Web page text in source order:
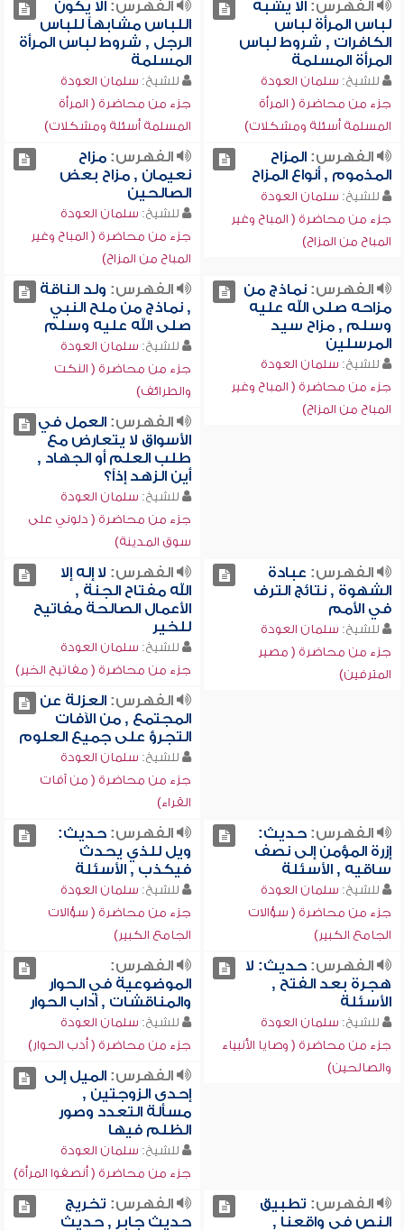
الفهرس:ألا يشبه
لباس المرأة لباس
الكافرات , شروط لباس
المرأة المسلمة
للشيخ: سلمان العودة
جزء من محاضرة ( المرأة
المسلمة أسئلة ومشكلات)
الفهرس:ألا يكون
اللباس مشابهاً للباس
الرجل , شروط لباس المرأة
المسلمة
للشيخ: سلمان العودة
جزء من محاضرة ( المرأة
المسلمة أسئلة ومشكلات)
الفهرس:المزاح
المذموم , أنواع المزاح
للشيخ: سلمان العودة
جزء من محاضرة ( المباح وغير
المباح من المزاح)
الفهرس:مزاح
نعيمان , مزاح بعض
الصالحين
للشيخ: سلمان العودة
جزء من محاضرة ( المباح وغير
المباح من المزاح)
الفهرس:نماذج من
مزاحه صلى الله عليه
وسلم , مزاح سيد
المرسلين
للشيخ: سلمان العودة
جزء من محاضرة ( المباح وغير
المباح من المزاح)
الفهرس: ولد الناقة
, نماذج من ملح النبي
صلى الله عليه وسلم
للشيخ: سلمان العودة
جزء من محاضرة ( النكت
والطرائف)
الفهرس:العمل في
الأسواق لا يتعارض مع
طلب العلم أو الجهاد ,
أين الزهد إذاً؟
للشيخ: سلمان العودة
جزء من محاضرة ( دلوني على
سوق المدينة)
الفهرس: عبادة
الشهوة , نتائج الترف
في الأمم
للشيخ: سلمان العودة
جزء من محاضرة ( مصير
المترفين)
الفهرس: لا إله إلا
الله مفتاح الجنة ,
الأعمال الصالحة مفاتيح
للخير
للشيخ: سلمان العودة
جزء من محاضرة ( مفاتيح الخير)
الفهرس:العزلة عن
المجتمع , من الآفات
التجرؤ على جميع العلوم
للشيخ: سلمان العودة
جزء من محاضرة ( من آفات
القراء)
الفهرس:حديث:
إزرة المؤمن إلى نصف
ساقيه , الأسئلة
للشيخ: سلمان العودة
جزء من محاضرة ( سؤالات
الجامع الكبير)
الفهرس:حديث:
ويل للذي يحدث
فيكذب , الأسئلة
للشيخ: سلمان العودة
جزء من محاضرة ( سؤالات
الجامع الكبير)
الفهرس:حديث: لا
هجرة بعد الفتح ,
الأسئلة
للشيخ: سلمان العودة
جزء من محاضرة ( وصايا الأنبياء
والصالحين)
الفهرس:
الموضوعية في الحوار
والمناقشات , آداب الحوار
للشيخ: سلمان العودة
جزء من محاضرة ( أدب الحوار)
الفهرس:الميل إلى
إحدى الزوجتين ,
مسألة التعدد وصور
الظلم فيها
للشيخ: سلمان العودة
جزء من محاضرة ( أنصفوا المرأة)
الفهرس: تطبيق
النص في واقعنا ,
الفهرس: تخريج
حديث جابر , حديث